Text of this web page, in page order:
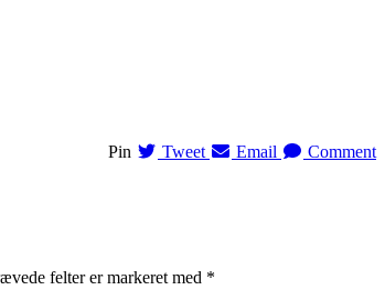
Pin Tweet Email Comment
felter er markeret med *